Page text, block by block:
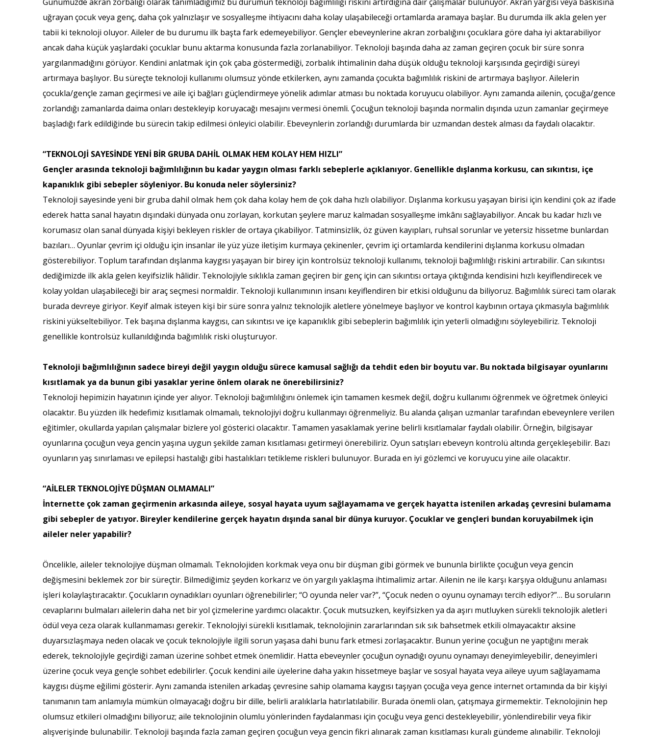
uğrayan çocuk veya genç, daha çok yalnızlaşır ve sosyalleşme ihtiyacını daha kolay ulaşabileceği ortamlarda aramaya başlar. Bu durumda ilk akla gelen yer
tabii ki teknoloji oluyor. Aileler de bu durumu ilk başta fark edemeyebiliyor. Gençler ebeveynlerine akran zorbalığını çocuklara göre daha iyi aktarabiliyor
ancak daha küçük yaşlardaki çocuklar bunu aktarma konusunda fazla zorlanabiliyor. Teknoloji başında daha az zaman geçiren çocuk bir süre sonra
yargılanmadığını görüyor. Kendini anlatmak için çok çaba göstermediği, zorbalık ihtimalinin daha düşük olduğu teknoloji karşısında geçirdiği süreyi
artırmaya başlıyor. Bu süreçte teknoloji kullanımı olumsuz yönde etkilerken, aynı zamanda çocukta bağımlılık riskini de artırmaya başlıyor. Ailelerin
çocukla/gençle zaman geçirmesi ve aile içi bağları güçlendirmeye yönelik adımlar atması bu noktada koruyucu olabiliyor. Aynı zamanda ailenin, çocuğa/gence
zorlandığı zamanlarda daima onları destekleyip koruyacağı mesajını vermesi önemli. Çocuğun teknoloji başında normalin dışında uzun zamanlar geçirmeye
başladığı fark edildiğinde bu sürecin takip edilmesi önleyici olabilir. Ebeveynlerin zorlandığı durumlarda bir uzmandan destek alması da faydalı olacaktır.
“TEKNOLOJİ SAYESİNDE YENİ BİR GRUBA DAHİL OLMAK HEM KOLAY HEM HIZLI”
Gençler arasında teknoloji bağımlılığının bu kadar yaygın olması farklı sebeplerle açıklanıyor. Genellikle dışlanma korkusu, can sıkıntısı, içe
kapanıklık gibi sebepler söyleniyor. Bu konuda neler söylersiniz?
Teknoloji sayesinde yeni bir gruba dahil olmak hem çok daha kolay hem de çok daha hızlı olabiliyor. Dışlanma korkusu yaşayan birisi için kendini çok az ifade
ederek hatta sanal hayatın dışındaki dünyada onu zorlayan, korkutan şeylere maruz kalmadan sosyalleşme imkânı sağlayabiliyor. Ancak bu kadar hızlı ve
korumasız olan sanal dünyada kişiyi bekleyen riskler de ortaya çıkabiliyor. Tatminsizlik, öz güven kayıpları, ruhsal sorunlar ve yetersiz hissetme bunlardan
bazıları… Oyunlar çevrim içi olduğu için insanlar ile yüz yüze iletişim kurmaya çekinenler, çevrim içi ortamlarda kendilerini dışlanma korkusu olmadan
gösterebiliyor. Toplum tarafından dışlanma kaygısı yaşayan bir birey için kontrolsüz teknoloji kullanımı, teknoloji bağımlılığı riskini artırabilir. Can sıkıntısı
dediğimizde ilk akla gelen keyifsizlik hâlidir. Teknolojiyle sıklıkla zaman geçiren bir genç için can sıkıntısı ortaya çıktığında kendisini hızlı keyiflendirecek ve
kolay yoldan ulaşabileceği bir araç seçmesi normaldir. Teknoloji kullanımının insanı keyiflendiren bir etkisi olduğunu da biliyoruz. Bağımlılık süreci tam olarak
burada devreye giriyor. Keyif almak isteyen kişi bir süre sonra yalnız teknolojik aletlere yönelmeye başlıyor ve kontrol kaybının ortaya çıkmasıyla bağımlılık
riskini yükseltebiliyor. Tek başına dışlanma kaygısı, can sıkıntısı ve içe kapanıklık gibi sebeplerin bağımlılık için yeterli olmadığını söyleyebiliriz. Teknoloji
genellikle kontrolsüz kullanıldığında bağımlılık riski oluşturuyor.
Teknoloji bağımlılığının sadece bireyi değil yaygın olduğu sürece kamusal sağlığı da tehdit eden bir boyutu var. Bu noktada bilgisayar oyunlarını
kısıtlamak ya da bunun gibi yasaklar yerine önlem olarak ne önerebilirsiniz?
Teknoloji hepimizin hayatının içinde yer alıyor. Teknoloji bağımlılığını önlemek için tamamen kesmek değil, doğru kullanımı öğrenmek ve öğretmek önleyici
olacaktır. Bu yüzden ilk hedefimiz kısıtlamak olmamalı, teknolojiyi doğru kullanmayı öğrenmeliyiz. Bu alanda çalışan uzmanlar tarafından ebeveynlere verilen
eğitimler, okullarda yapılan çalışmalar bizlere yol gösterici olacaktır. Tamamen yasaklamak yerine belirli kısıtlamalar faydalı olabilir. Örneğin, bilgisayar
oyunlarına çocuğun veya gencin yaşına uygun şekilde zaman kısıtlaması getirmeyi önerebiliriz. Oyun satışları ebeveyn kontrolü altında gerçekleşebilir. Bazı
oyunların yaş sınırlaması ve epilepsi hastalığı gibi hastalıkları tetikleme riskleri bulunuyor. Burada en iyi gözlemci ve koruyucu yine aile olacaktır.
“AİLELER TEKNOLOJİYE DÜŞMAN OLMAMALI”
İnternette çok zaman geçirmenin arkasında aileye, sosyal hayata uyum sağlayamama ve gerçek hayatta istenilen arkadaş çevresini bulamama
gibi sebepler de yatıyor. Bireyler kendilerine gerçek hayatın dışında sanal bir dünya kuruyor. Çocuklar ve gençleri bundan koruyabilmek için
aileler neler yapabilir?
Öncelikle, aileler teknolojiye düşman olmamalı. Teknolojiden korkmak veya onu bir düşman gibi görmek ve bununla birlikte çocuğun veya gencin
değişmesini beklemek zor bir süreçtir. Bilmediğimiz şeyden korkarız ve ön yargılı yaklaşma ihtimalimiz artar. Ailenin ne ile karşı karşıya olduğunu anlaması
işleri kolaylaştıracaktır. Çocukların oynadıkları oyunları öğrenebilirler; “O oyunda neler var?”, “Çocuk neden o oyunu oynamayı tercih ediyor?”… Bu soruların
cevaplarını bulmaları ailelerin daha net bir yol çizmelerine yardımcı olacaktır. Çocuk mutsuzken, keyifsizken ya da aşırı mutluyken sürekli teknolojik aletleri
ödül veya ceza olarak kullanmaması gerekir. Teknolojiyi sürekli kısıtlamak, teknolojinin zararlarından sık sık bahsetmek etkili olmayacaktır aksine
duyarsızlaşmaya neden olacak ve çocuk teknolojiyle ilgili sorun yaşasa dahi bunu fark etmesi zorlaşacaktır. Bunun yerine çocuğun ne yaptığını merak
ederek, teknolojiyle geçirdiği zaman üzerine sohbet etmek önemlidir. Hatta ebeveynler çocuğun oynadığı oyunu oynamayı deneyimleyebilir, deneyimleri
üzerine çocuk veya gençle sohbet edebilirler. Çocuk kendini aile üyelerine daha yakın hissetmeye başlar ve sosyal hayata veya aileye uyum sağlayamama
kaygısı düşme eğilimi gösterir. Aynı zamanda istenilen arkadaş çevresine sahip olamama kaygısı taşıyan çocuğa veya gence internet ortamında da bir kişiyi
tanımanın tam anlamıyla mümkün olmayacağı doğru bir dille, belirli aralıklarla hatırlatılabilir. Burada önemli olan, çatışmaya girmemektir. Teknolojinin hep
olumsuz etkileri olmadığını biliyoruz; aile teknolojinin olumlu yönlerinden faydalanması için çocuğu veya genci destekleyebilir, yönlendirebilir veya fikir
alışverişinde bulunabilir. Teknoloji başında fazla zaman geçiren çocuğun veya gencin fikri alınarak zaman kısıtlaması kuralı gündeme alınabilir. Teknoloji